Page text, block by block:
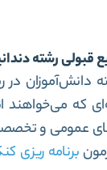
قبولی رشته
در
که می‌خواهند
عمومی و
برنامه ریزی